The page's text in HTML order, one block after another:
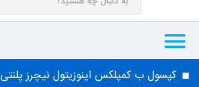
کپسول ب کمپلکس اینوزیتول نیچرز پلنتی